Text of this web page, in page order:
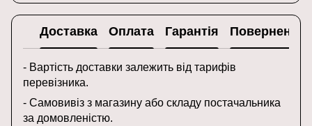
Доставка Оплата Гарантія Повернення
- Вартість доставки залежить від тарифів
перевізника.
- Самовивіз з магазину або складу постачальника
за домовленістю.